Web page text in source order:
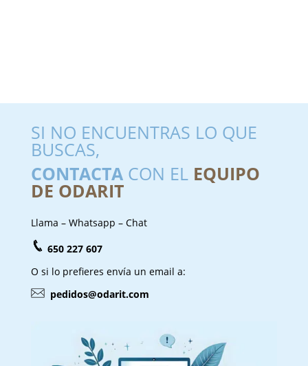
SI NO ENCUENTRAS LO QUE
BUSCAS,
CONTACTACON EL EQUIPO
DE ODARIT
Llama – Whatsapp – Chat
650 227 607
O si lo prefieres envía un email a:
pedidos@odarit.com